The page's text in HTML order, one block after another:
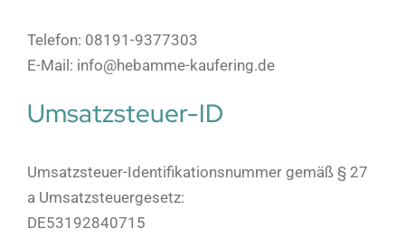
Telefon: 08191-9377303
E-Mail: info@hebamme-kaufering.de
Umsatzsteuer-ID
Umsatzsteuer-Identifikationsnummer gemäß § 27
a Umsatzsteuergesetz:
DE53192840715